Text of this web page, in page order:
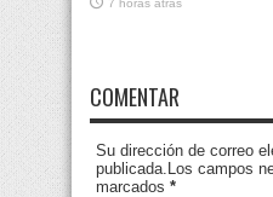
7 horas atras
COMENTAR
Su dirección de correo
publicada.Los campos
marcados *